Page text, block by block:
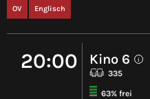
OV Englisch
20:00 Kino 6 i
335
63% frei